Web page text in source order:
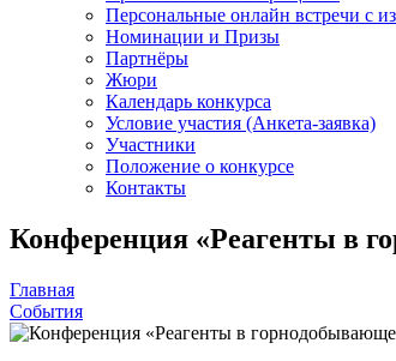
Персональные онлайн встречи с
Номинации и Призы
Партнёры
Жюри
Календарь конкурса
Условие участия (Анкета-заявка)
Участники
Положение о конкурсе
Контакты
Конференция «Реагенты в
Главная
События